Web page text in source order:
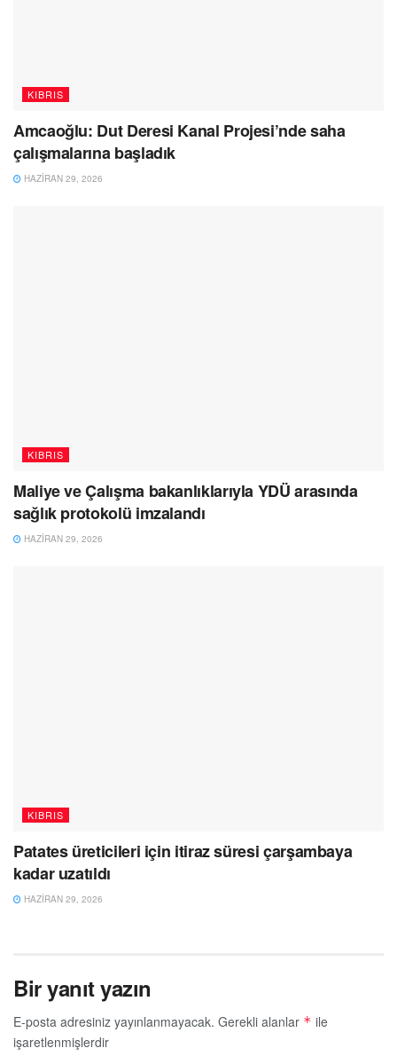
KIBRIS
Amcaoğlu: Dut Deresi Kanal Projesi’nde saha
çalışmalarına başladık
HAZIRAN 29, 2026
KIBRIS
Maliye ve Çalışma bakanlıklarıyla YDÜ arasında
sağlık protokolü imzalandı
HAZIRAN 29, 2026
KIBRIS
Patates üreticileri için itiraz süresi çarşambaya
kadar uzatıldı
HAZIRAN 29, 2026
Bir yanıt yazın
E-posta adresiniz yayınlanmayacak. Gerekli alanlar * ile
işaretlenmişlerdir